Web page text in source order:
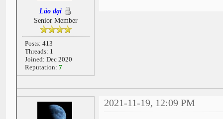
Lảo đại
Senior Member
Posts: 413
Threads: 1
Joined: Dec 2020
Reputation: 7
2021-11-19, 12:09 PM